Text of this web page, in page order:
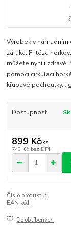
Výrobek v
záruka. Fritéza
můžete nyní i zdravě.
pomoci cirkulaci
křupavé pochoutky...
Dostupnost
899 Kč/ks
743 Kč bez DPH
Číslo produktu:
EAN kód:
Do oblíbených